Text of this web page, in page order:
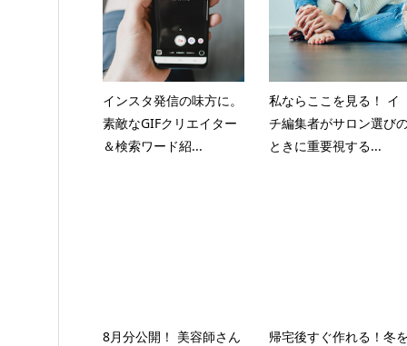
インスタ発信の味方に。
素敵なGIFクリエイター
＆検索ワード紹...
私ならここを見る！ イ
チ編集者がサロン選び
ときに重要視する...
8月分公開！ 美容師さん
帰宅後すぐ作れる！冬